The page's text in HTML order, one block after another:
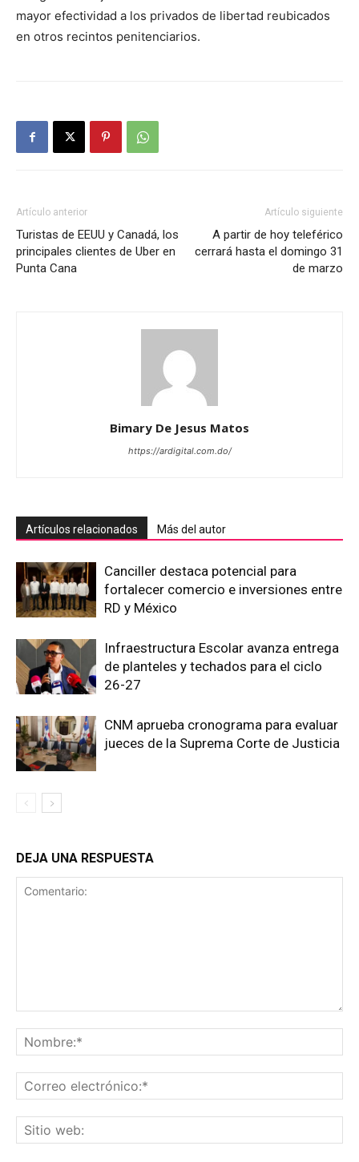
mayor efectividad a los privados de libertad reubicados
en otros recintos penitenciarios.
Artículo anterior
Turistas de EEUU y Canadá, los
principales clientes de Uber en
Punta Cana
Artículo siguiente
A partir de hoy teleférico
cerrará hasta el domingo 31
de marzo
Bimary De Jesus Matos
https://ardigital.com.do/
Artículos relacionados Más del autor
Canciller destaca potencial para
fortalecer comercio e inversiones entre
RD y México
Infraestructura Escolar avanza entrega
de planteles y techados para el ciclo
26-27
CNM aprueba cronograma para evaluar
jueces de la Suprema Corte de Justicia
DEJA UNA RESPUESTA